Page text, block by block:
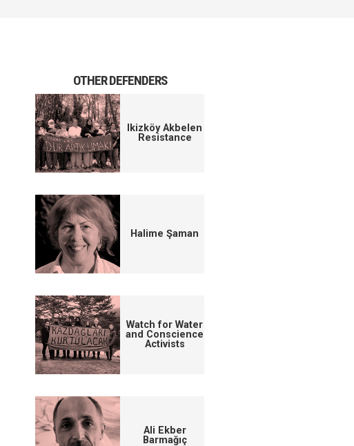
OTHER DEFENDERS
Ikizköy Akbelen
Resistance
Halime Şaman
Watch for Water
and Conscience
Activists
Ali Ekber
Barmağıç